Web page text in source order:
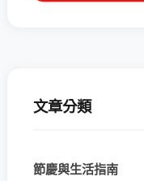
文章分類
節慶與生活指南